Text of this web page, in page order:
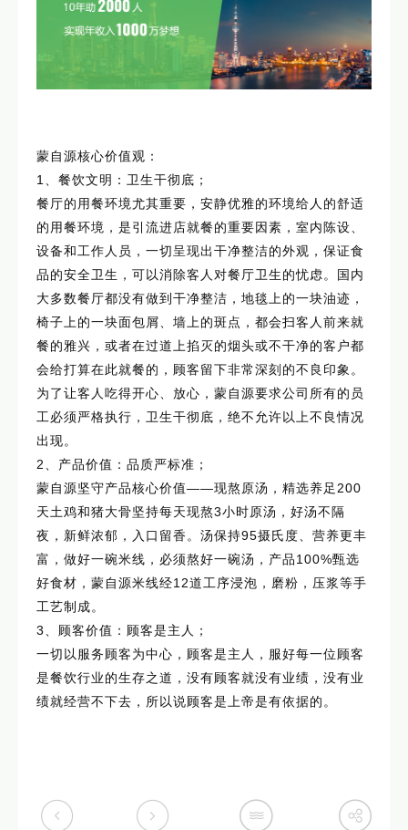
蒙自源核心价值观：
1、餐饮文明：卫生干彻底；
餐厅的用餐环境尤其重要，安静优雅的环境给人的舒适
的用餐环境，是引流进店就餐的重要因素，室内陈设、
设备和工作人员，一切呈现出干净整洁的外观，保证食
品的安全卫生，可以消除客人对餐厅卫生的忧虑。国内
大多数餐厅都没有做到干净整洁，地毯上的一块油迹，
椅子上的一块面包屑、墙上的斑点，都会扫客人前来就
餐的雅兴，或者在过道上掐灭的烟头或不干净的客户都
会给打算在此就餐的，顾客留下非常深刻的不良印象。
为了让客人吃得开心、放心，蒙自源要求公司所有的员
工必须严格执行，卫生干彻底，绝不允许以上不良情况
出现。
2、产品价值：品质严标准；
蒙自源坚守产品核心价值——现熬原汤，精选养足200
天土鸡和猪大骨坚持每天现熬3小时原汤，好汤不隔
夜，新鲜浓郁，入口留香。汤保持95摄氏度、营养更丰
富，做好一碗米线，必须熬好一碗汤，产品100%甄选
好食材，蒙自源米线经12道工序浸泡，磨粉，压浆等手
工艺制成。
3、顾客价值：顾客是主人；
一切以服务顾客为中心，顾客是主人，服好每一位顾客
是餐饮行业的生存之道，没有顾客就没有业绩，没有业
绩就经营不下去，所以说顾客是上帝是有依据的。